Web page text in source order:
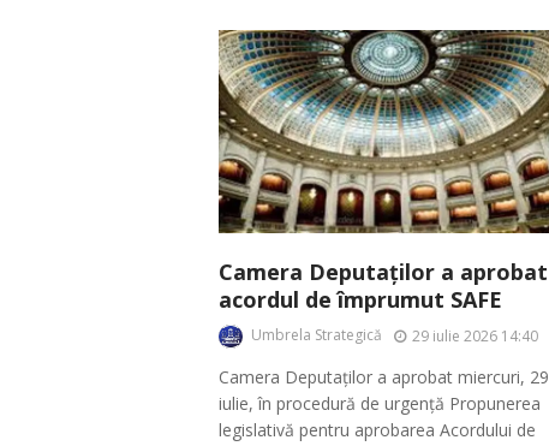
Camera Deputaților a aprobat
acordul de împrumut SAFE
Umbrela Strategică 29 iulie 2026 14:40
Camera Deputaților a aprobat miercuri, 29
iulie, în procedură de urgență Propunerea
legislativă pentru aprobarea Acordului de